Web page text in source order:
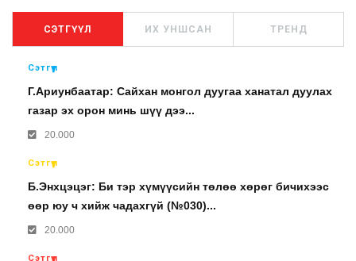
СЭТГҮҮЛ ИХ УНШСАН ТРЕНД
Сэтгүүл
Г.Ариунбаатар: Сайхан монгол дуугаа ханатал дуулах
газар эх орон минь шүү дээ...
20.000
Сэтгүүл
Б.Энхцэцэг: Би тэр хүмүүсийн төлөө хөрөг бичихээс
өөр юу ч хийж чадахгүй (№030)...
20.000
Сэтгүүл